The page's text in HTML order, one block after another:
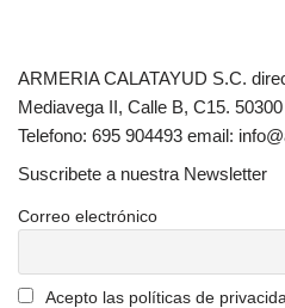
ARMERIA CALATAYUD S.C.
Mediavega II, Calle B, C15.
Telefono: 695 904493 email:
Suscribete a nuestra Newsletter
Correo electrónico
Acepto las políticas de